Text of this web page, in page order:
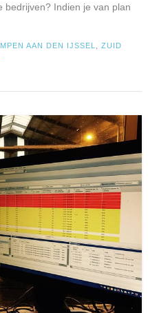
bedrijven? Indien je van plan
AAN DEN IJSSEL
ZUID